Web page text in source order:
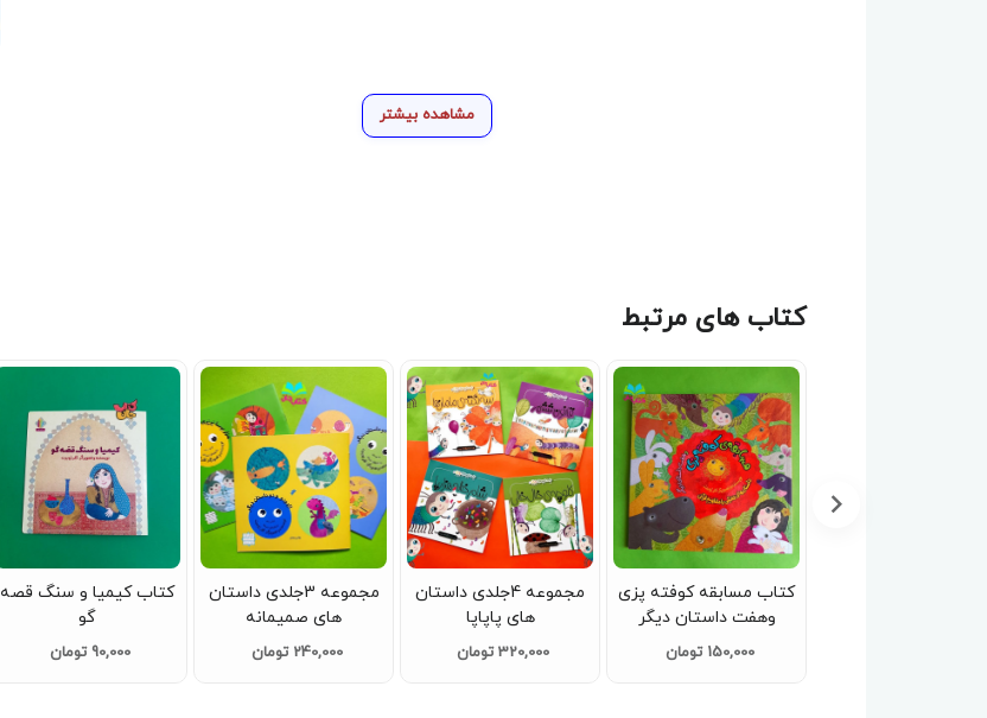
مشاهده بیشتر
کتاب های مرتبط
کتاب مسابقه کوفته پزی
وهفت داستان دیگر
150,000 تومان
مجموعه 4جلدی داستان
های پاپاپا
320,000 تومان
مجموعه 3جلدی داستان
های صمیمانه
240,000 تومان
کتاب کیمیا و سنگ قصه
گو
90,000 تومان